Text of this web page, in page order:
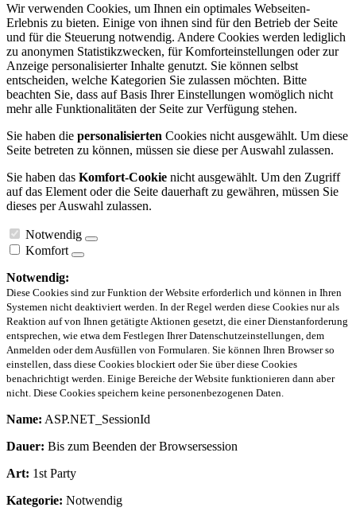
Wir verwenden Cookies, um Ihnen ein optimales Webseiten-
Erlebnis zu bieten. Einige von ihnen sind für den Betrieb der Seite
und für die Steuerung notwendig. Andere Cookies werden lediglich
zu anonymen Statistikzwecken, für Komforteinstellungen oder zur
Anzeige personalisierter Inhalte genutzt. Sie können selbst
entscheiden, welche Kategorien Sie zulassen möchten. Bitte
beachten Sie, dass auf Basis Ihrer Einstellungen womöglich nicht
mehr alle Funktionalitäten der Seite zur Verfügung stehen.
Sie haben die personalisierten Cookies nicht ausgewählt. Um diese
Seite betreten zu können, müssen sie diese per Auswahl zulassen.
Sie haben das Komfort-Cookie nicht ausgewählt. Um den Zugriff
auf das Element oder die Seite dauerhaft zu gewähren, müssen Sie
dieses per Auswahl zulassen.
Notwendig
Komfort
Notwendig:
Diese Cookies sind zur Funktion der Website erforderlich und können in Ihren
Systemen nicht deaktiviert werden. In der Regel werden diese Cookies nur als
Reaktion auf von Ihnen getätigte Aktionen gesetzt, die einer Dienstanforderung
entsprechen, wie etwa dem Festlegen Ihrer Datenschutzeinstellungen, dem
Anmelden oder dem Ausfüllen von Formularen. Sie können Ihren Browser so
einstellen, dass diese Cookies blockiert oder Sie über diese Cookies
benachrichtigt werden. Einige Bereiche der Website funktionieren dann aber
nicht. Diese Cookies speichern keine personenbezogenen Daten.
Name: ASP.NET_SessionId
Dauer: Bis zum Beenden der Browsersession
Art: 1st Party
Kategorie: Notwendig